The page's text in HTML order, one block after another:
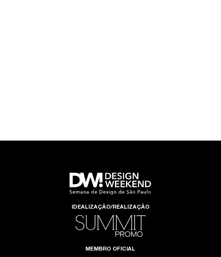
IDEALIZAÇÃO/REALIZAÇÃO
MEMBRO OFICIAL